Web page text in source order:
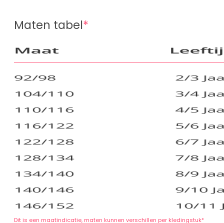
Maten tabel*
Dit is een maatindicatie, maten kunnen verschillen per kledingstuk*